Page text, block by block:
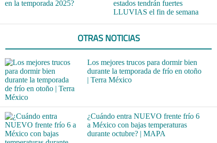
en la temporada 2025?
estados tendrán fuertes
LLUVIAS el fin de semana
OTRAS NOTICIAS
Los mejores trucos para dormir bien
durante la temporada de frío en otoño
| Terra México
¿Cuándo entra NUEVO frente frío 6
a México con bajas temperaturas
durante octubre? | MAPA